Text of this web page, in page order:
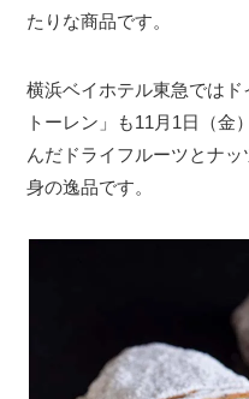
たりな商品です。
横浜ベイホテル東急では
トーレン」も11月1日（金
んだドライフルーツとナ
身の逸品です。